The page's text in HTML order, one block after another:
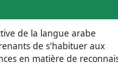
de la langue arabe
de s'habituer aux
en matière de